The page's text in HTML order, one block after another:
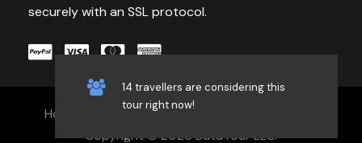
программы
Нет ничего лучше прогулки по Босфору
После того, как вы сядете на корабль,
выберите место, где можно посидеть и
14 travellers are considering this
tour right now!
securely with an SSL protocol.
Home Our Services
Copyright © 2026 ButaTour LLC.